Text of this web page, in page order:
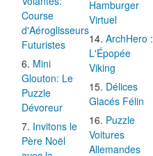
Course
d'Aéroglisseurs
Futuristes
Mini
Glouton: Le
Puzzle
Dévoreur
Invitons le
Père Noël
Hamburger
Virtuel
ArchHero :
L'Épopée
Viking
Délices
Glacés Félin
Puzzle
Voitures
Allemandes